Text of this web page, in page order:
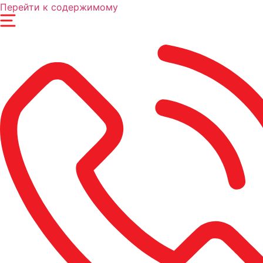
Перейти к содержимому